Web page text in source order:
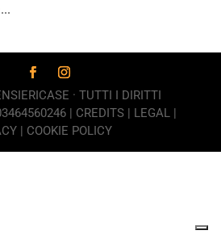
· TUTTI I DIRITTI
| CREDITS| LEGAL|
| COOKIE POLICY